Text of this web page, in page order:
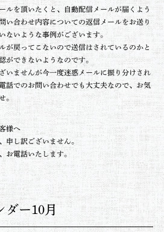
ルを頂いたくと、自動配信メールが届くよう
い合わせ内容についての返信メールをお送り
ないような事例がございます。
が戻ってこないので送信はされているのかと
ができないようなのです。
いませんが今一度迷惑メールに振り分けされ
話でのお問い合わせでも大丈夫なので、お気
。
様へ
申し訳ございません。
お電話いたします。
ダー10月